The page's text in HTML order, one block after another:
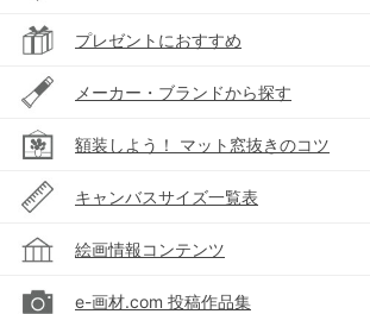
プレゼントにおすすめ
メーカー・ブランドから探す
額装しよう！ マット窓抜きのコツ
キャンバスサイズ一覧表
絵画情報コンテンツ
e-画材.com 投稿作品集